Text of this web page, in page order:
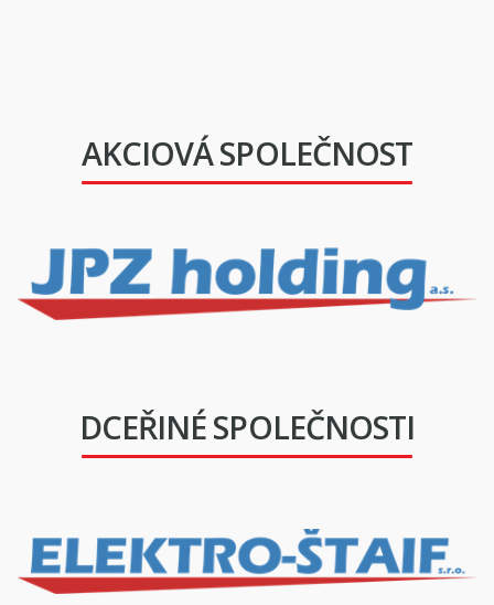
AKCIOVÁ SPOLEČNOST
DCEŘINÉ SPOLEČNOSTI